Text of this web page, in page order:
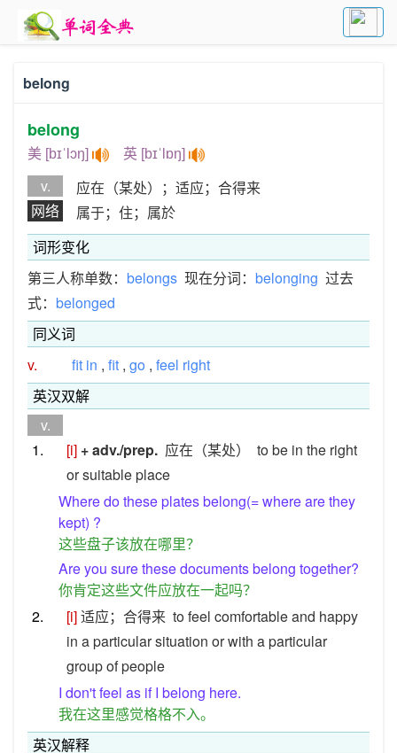
belong
belong
美 [bɪˈlɔŋ] 英 [bɪˈlɒŋ]
v.
应在（某处）；适应；合得来
网络
属于；住；属於
词形变化
第三人称单数： belongs 现在分词： belonging 过去
式： belonged
同义词
v.
fit in , fit , go , feel right
英汉双解
v.
1.
[i] + adv./prep. 应在（某处）
to be in the right
or suitable place
Where do these plates belong(= where are they
kept) ?
这些盘子该放在哪里？
Are you sure these documents belong together?
你肯定这些文件应放在一起吗？
2.
[i]适应；合得来 to feel comfortable and happy
in a particular situation or with a particular
group of people
I don't feel as if I belong here.
我在这里感觉格格不入。
英汉解释